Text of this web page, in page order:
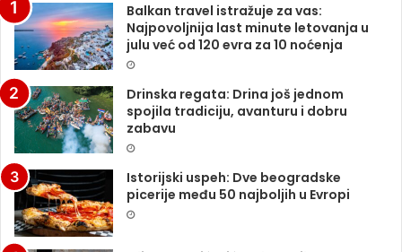
Balkan travel istražuje za vas:
Najpovoljnija last minute letovanja u
julu već od 120 evra za 10 noćenja
Drinska regata: Drina još jednom
spojila tradiciju, avanturu i dobru
zabavu
Istorijski uspeh: Dve beogradske
picerije među 50 najboljih u Evropi